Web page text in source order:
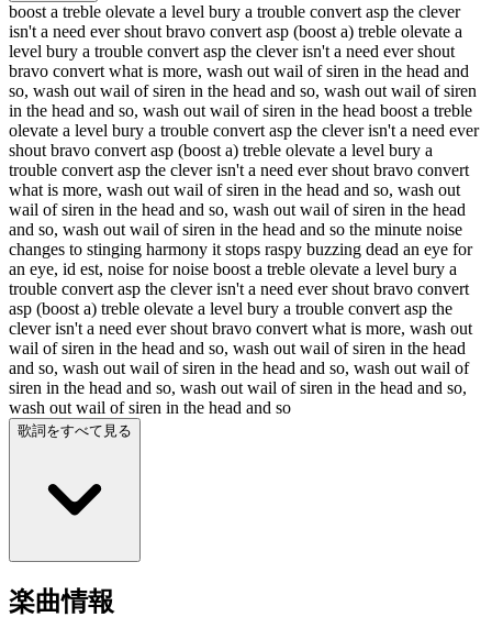
boost a treble olevate a level bury a trouble convert asp the clever
isn't a need ever shout bravo convert asp (boost a) treble olevate a
level bury a trouble convert asp the clever isn't a need ever shout
bravo convert what is more, wash out wail of siren in the head and
so, wash out wail of siren in the head and so, wash out wail of siren
in the head and so, wash out wail of siren in the head boost a treble
olevate a level bury a trouble convert asp the clever isn't a need ever
shout bravo convert asp (boost a) treble olevate a level bury a
trouble convert asp the clever isn't a need ever shout bravo convert
what is more, wash out wail of siren in the head and so, wash out
wail of siren in the head and so, wash out wail of siren in the head
and so, wash out wail of siren in the head and so the minute noise
changes to stinging harmony it stops raspy buzzing dead an eye for
an eye, id est, noise for noise boost a treble olevate a level bury a
trouble convert asp the clever isn't a need ever shout bravo convert
asp (boost a) treble olevate a level bury a trouble convert asp the
clever isn't a need ever shout bravo convert what is more, wash out
wail of siren in the head and so, wash out wail of siren in the head
and so, wash out wail of siren in the head and so, wash out wail of
siren in the head and so, wash out wail of siren in the head and so,
wash out wail of siren in the head and so
歌詞をすべて見る
楽曲情報